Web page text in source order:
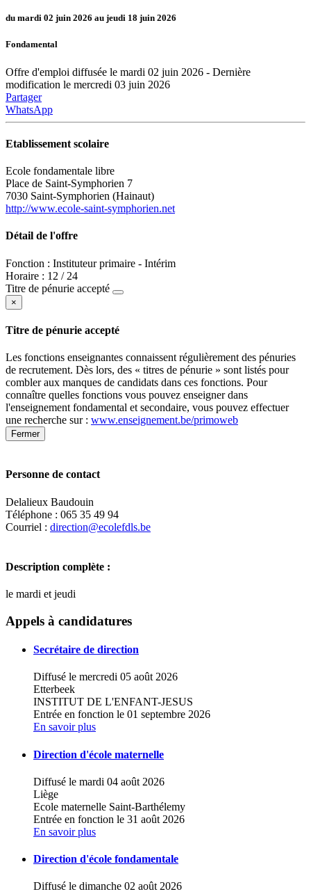
du mardi 02 juin 2026 au jeudi 18 juin 2026
Fondamental
Offre d'emploi diffusée le mardi 02 juin 2026 - Dernière
modification le mercredi 03 juin 2026
Partager
WhatsApp
Etablissement scolaire
Ecole fondamentale libre
Place de Saint-Symphorien 7
7030 Saint-Symphorien (Hainaut)
http://www.ecole-saint-symphorien.net
Détail de l'offre
Fonction : Instituteur primaire - Intérim
Horaire : 12 / 24
Titre de pénurie accepté
×
Titre de pénurie accepté
Les fonctions enseignantes connaissent régulièrement des pénuries
de recrutement. Dès lors, des « titres de pénurie » sont listés pour
combler aux manques de candidats dans ces fonctions. Pour
connaître quelles fonctions vous pouvez enseigner dans
l'enseignement fondamental et secondaire, vous pouvez effectuer
une recherche sur : www.enseignement.be/primoweb
Fermer
Personne de contact
Delalieux Baudouin
Téléphone : 065 35 49 94
Courriel : direction@ecolefdls.be
Description complète :
le mardi et jeudi
Ecole fondamentale libre
+
Appels à candidatures
Secrétaire de direction
Diffusé le mercredi 05 août 2026
Etterbeek
INSTITUT DE L'ENFANT-JESUS
Entrée en fonction le 01 septembre 2026
En savoir plus
Direction d'école maternelle
Diffusé le mardi 04 août 2026
Liège
Ecole maternelle Saint-Barthélemy
Entrée en fonction le 31 août 2026
En savoir plus
Direction d'école fondamentale
Diffusé le dimanche 02 août 2026